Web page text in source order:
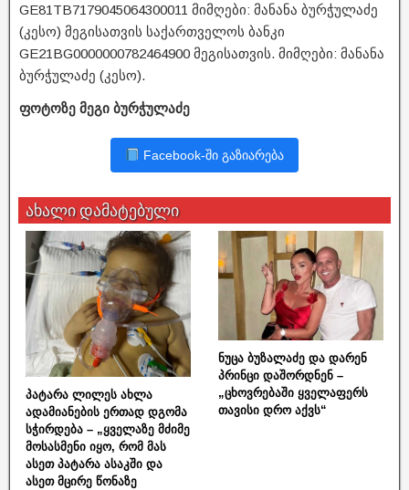
GE81TB7179045064300011 მიმღები: მანანა ბურჭულაძე
(კესო) მეგისათვის საქართველოს ბანკი
GE21BG0000000782464900 მეგისათვის. მიმღები: მანანა
ბურჭულაძე (კესო).
ფოტოზე მეგი ბურჭულაძე
Facebook-ში გაზიარება
ახალი დამატებული
პატარა ლილეს ახლა
ადამიანების ერთად დგომა
სჭირდება – „ყველაზე მძიმე
მოსასმენი იყო, რომ მას
ასეთ პატარა ასაკში და
ასეთ მცირე წონაზე
ნუცა ბუზალაძე და დარენ
პრინცი დაშორდნენ –
„ცხოვრებაში ყველაფერს
თავისი დრო აქვს“